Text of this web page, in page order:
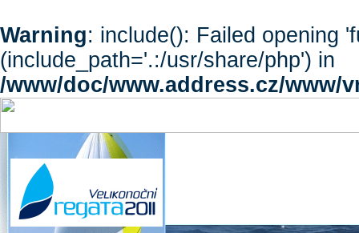
Warning: include(): Failed opening
(include_path='.:/usr/share/php') in
/www/doc/www.address.cz/www/